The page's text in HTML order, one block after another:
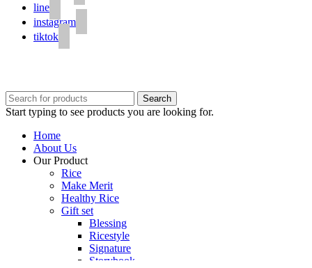
line
instagram
tiktok
Search
Start typing to see products you are looking for.
Home
About Us
Our Product
Rice
Make Merit
Healthy Rice
Gift set
Blessing
Ricestyle
Signature
Storybook